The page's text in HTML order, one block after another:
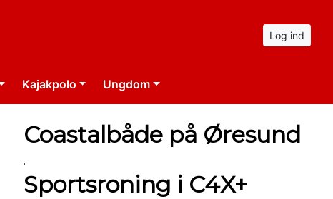
Log ind
Kajakpolo Ungdom
Coastalbåde på Øresund
Sportsroning i C4X+